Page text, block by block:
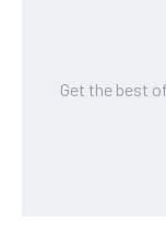
stay
Your
Your
Get the best